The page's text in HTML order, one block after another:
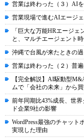
営業は終わった（３）AI
営業現場で進むAIエージ
「巨大な万能HRエージェ
と、マルチエージェント
沖縄で台風が来たときの
営業は終わった（２）普
【完全解説】AI駆動型
ムで「会社の未来」から
前年同期比43%成長、世
ド企業9社の影響
WordPress最強のチャッ
実現した理由